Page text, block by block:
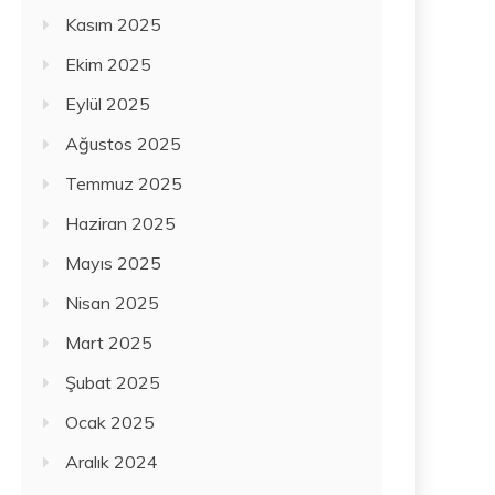
Kasım 2025
Ekim 2025
Eylül 2025
Ağustos 2025
Temmuz 2025
Haziran 2025
Mayıs 2025
Nisan 2025
Mart 2025
Şubat 2025
Ocak 2025
Aralık 2024